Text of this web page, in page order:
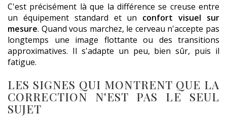
C'est précisément là que la différence se creuse entre
un équipement standard et un confort visuel sur
mesure. Quand vous marchez, le cerveau n'accepte pas
longtemps une image flottante ou des transitions
approximatives. Il s'adapte un peu, bien sûr, puis il
fatigue.
LES SIGNES QUI MONTRENT QUE LA
CORRECTION N'EST PAS LE SEUL
SUJET